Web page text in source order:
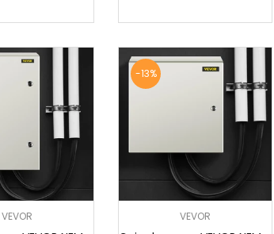
VEVOR
-13%
VEVOR
SELLADORAS DE BOLSAS
SIERRAS ELECTRICAS
SOLDADORAS
SOPORTES DE MOTOR
TALLER
TANQUE DE COMBUSTIBLE BOMBA MANUAL